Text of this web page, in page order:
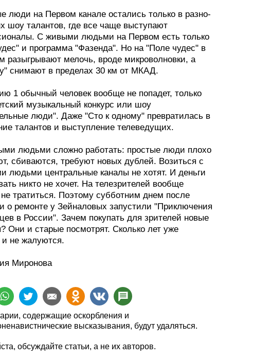
люди на Первом канале остались только в разно­
шоу талантов, где все чаще выступают
С живыми людьми на Первом есть только
и программа "Фазенда". Но на "Поле чудес" в
разыгрывают мелочь, вроде микроволновки, а
снимают в пределах 30 км от МКАД.
1 обычный человек вообще не попадет, только
музыкальный конкурс или шоу
люди". Даже "Сто к одному" превратилась в
талантов и выступление телеведущих.
людьми сложно работать: простые люди плохо
сбиваются, требуют новых дублей. Возиться с
людьми центральные каналы не хотят. И деньги
никто не хочет. На телезрителей вообще
тратиться. Поэтому субботним днем после
о ремонте у Зейналовых запустили "Приключения
в России". Зачем покупать для зрителей новые
Они и старые посмотрят. Сколько лет уже
и не жалуются.
Миронова
содержащие оскорбления и
высказывания, будут удаляться.
обсуждайте статьи, а не их авторов.